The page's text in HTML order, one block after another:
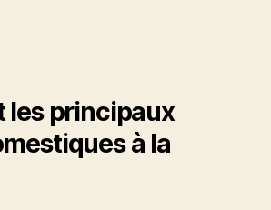
les principaux
à la